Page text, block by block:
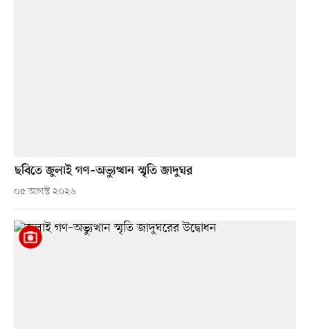
ছবিতে জুলাই গণ–অভ্যুত্থান স্মৃতি জাদুঘর
০৫ আগস্ট ২০২৬